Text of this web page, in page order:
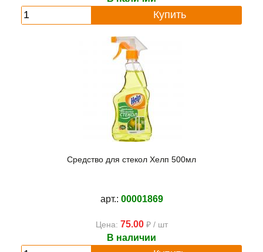
Купить
Средство для стекол Хелп 500мл
арт.: 00001869
Цена: 75.00₽ / шт
В наличии